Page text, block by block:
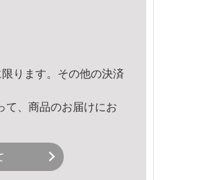
ります。その他の決済
て、商品のお届けにお